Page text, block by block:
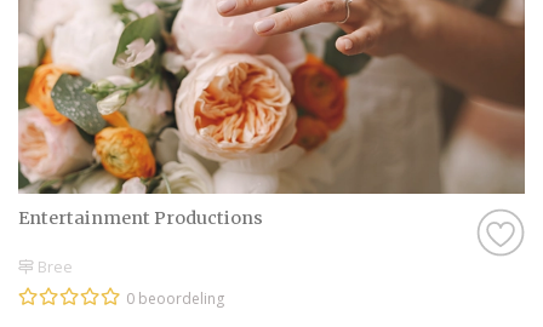
Entertainment Productions
Bree
0 beoordeling